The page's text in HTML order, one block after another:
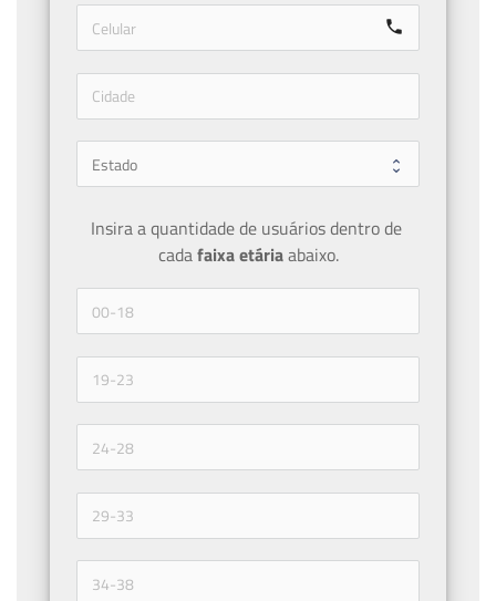
call
Insira a quantidade de usuários dentro de
cada faixa etária abaixo.